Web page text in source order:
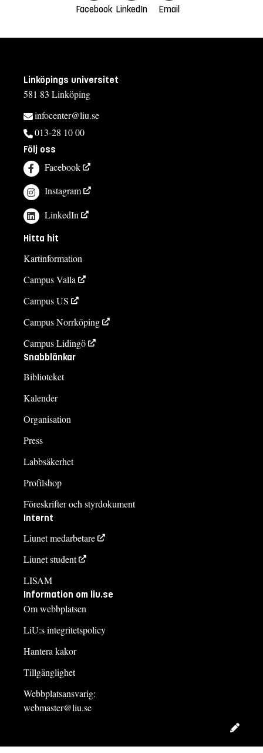
Facebook LinkedIn Email
Linköpings universitet
581 83 Linköping
infocenter@liu.se
013-28 10 00
Följ oss
Facebook
Instagram
LinkedIn
Hitta hit
Kartinformation
Campus Valla
Campus US
Campus Norrköping
Campus Lidingö
Snabblänkar
Biblioteket
Kalender
Organisation
Press
Labbsäkerhet
Profilshop
Föreskrifter och styrdokument
Internt
Liunet medarbetare
Liunet student
LISAM
Information om liu.se
Om webbplatsen
LiU:s integritetspolicy
Hantera kakor
Tillgänglighet
Webbplatsansvarig:
webmaster@liu.se